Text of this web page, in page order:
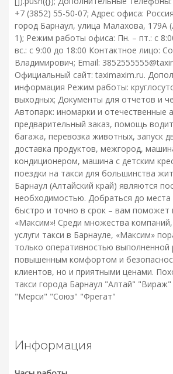
+7 (3852) 55-50-07; Адрес офиса:
город Барнаул, улица Малахова, 179А
1); Режим работы офиса: Пн. – пт.: с
вс.: с 9:00 до 18:00 Контактное лицо:
Владимирович; Email:
Официальный сайт: taximaxim.ru.
информация Режим работы:
выходных; Документы для отчетов и
Автопарк: иномарки и отечественные
предварительный заказ, помощь
багажа, перевозка животных, запуск
доставка продуктов, межгород,
кондиционером, машина с детским
поездки на такси для большинства
Барнаул (Алтайский край) являются
необходимостью. Добраться до места
быстро и точно в срок – вам поможет
«Максим»! Среди множества
услуги такси в Барнауле, «Максим»
только оперативностью выполненной
повышенным комфортом и
клиентов, но и приятными ценами.
такси города Барнаул "Алтай"
"Мерси" "Союз" "Фрегат"
Информация